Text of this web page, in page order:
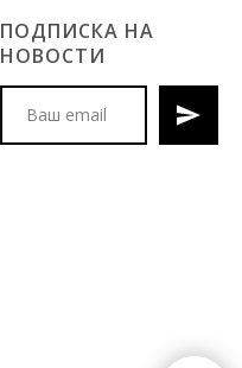
ПОДПИСКА НА
НОВОСТИ